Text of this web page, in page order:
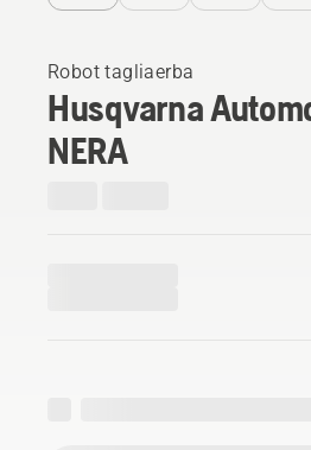
Robot tagliaerba
Husqvarna
NERA